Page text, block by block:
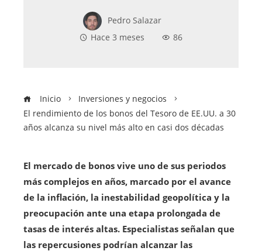
Pedro Salazar
Hace 3 meses
86
Inicio
Inversiones y negocios
El rendimiento de los bonos del Tesoro de EE.UU. a 30
años alcanza su nivel más alto en casi dos décadas
El mercado de bonos vive uno de sus periodos
más complejos en años, marcado por el avance
de la inflación, la inestabilidad geopolítica y la
preocupación ante una etapa prolongada de
tasas de interés altas. Especialistas señalan que
las repercusiones podrían alcanzar las